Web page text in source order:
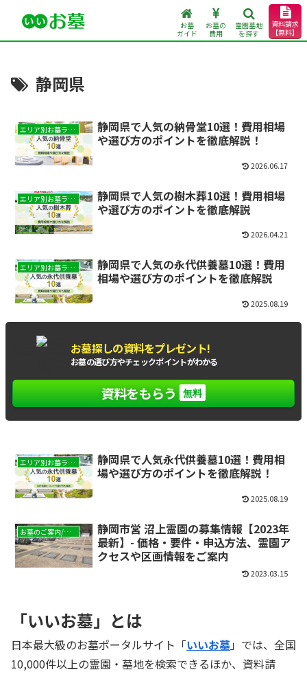
お墓
ガイド
お墓の
費用
霊園墓地
を探す
資料請求
【無料】
静岡県
エリア別お墓ランキング
静岡県で人気の納骨堂10選！費用相場
や選び方のポイントを徹底解説！
2026.06.17
エリア別お墓ランキング
静岡県で人気の樹木葬10選！費用相場
や選び方のポイントを徹底解説
2026.04.21
エリア別お墓ランキング
静岡県で人気の永代供養墓10選！費用
相場や選び方のポイントを徹底解説
2025.08.19
もれなく お墓探しの資料をプレゼント!
お墓の選び方やチェックポイントがわかる
資料をもらう 無料
エリア別お墓ランキング
静岡県で人気永代供養墓10選！費用相
場や選び方のポイントを徹底解説！
2025.08.19
お墓のご案内/現地レポート
静岡市営 沼上霊園の募集情報【2023年
最新】- 価格・要件・申込方法、霊園ア
クセスや区画情報をご案内
2023.03.15
「いいお墓」とは
日本最大級のお墓ポータルサイト「いいお墓」では、全国
10,000件以上の霊園・墓地を検索できるほか、資料請